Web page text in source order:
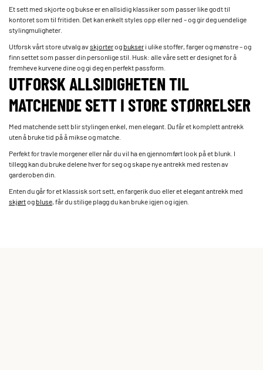
Et sett med skjorte og bukse er en allsidig klassiker som passer like godt til
kontoret som til fritiden. Det kan enkelt styles opp eller ned – og gir deg uendelige
stylingmuligheter.
Utforsk vårt store utvalg avskjorterogbukseri ulike stoffer, farger og mønstre – og
finn settet som passer din personlige stil. Husk: alle våre sett er designet for å
fremheve kurvene dine og gi deg en perfekt passform.
UTFORSK ALLSIDIGHETEN TIL
MATCHENDE SETT I STORE STØRRELSER
Med matchende sett blir stylingen enkel, men elegant. Du får et komplett antrekk
uten å bruke tid på å mikse og matche.
Perfekt for travle morgener eller når du vil ha en gjennomført look på et blunk. I
tillegg kan du bruke delene hver for seg og skape nye antrekk med resten av
garderoben din.
Enten du går for et klassisk sort sett, en fargerik duo eller et elegant antrekk med
skjørtogbluse, får du stilige plagg du kan bruke igjen og igjen.